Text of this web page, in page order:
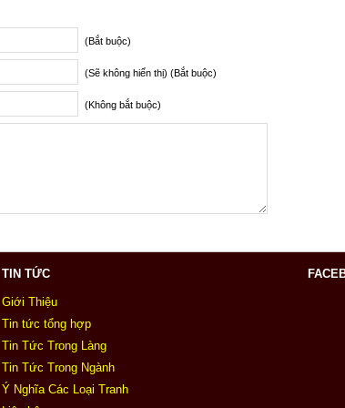
(Bắt buộc)
(Sẽ không hiển thị) (Bắt buộc)
(Không bắt buộc)
TIN TỨC
Giới Thiệu
Tin tức tổng hợp
Tin Tức Trong Làng
Tin Tức Trong Ngành
Ý Nghĩa Các Loại Tranh